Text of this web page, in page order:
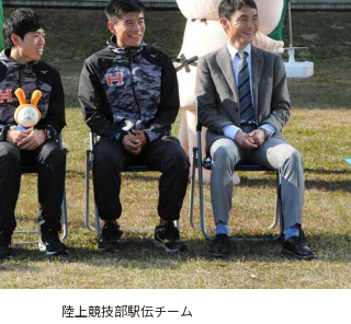
陸上競技部駅伝チーム